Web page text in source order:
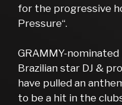
for the progressive
Pressure“.
GRAMMY-
Brazilian star DJ &
have pulled an
to be a hit in the